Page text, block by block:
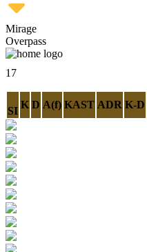
Mirage
Overpass
17
SI
K D A(f) KAST ADR K-D